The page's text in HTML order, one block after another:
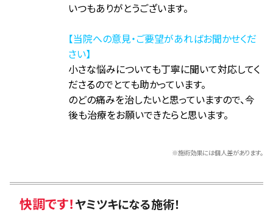
いつもありがとうございます。
【当院への意見・ご要望があればお聞かせくだ
さい】
小さな悩みについても丁寧に聞いて対応してく
ださるのでとても助かっています。
のどの痛みを治したいと思っていますので、今
後も治療をお願いできたらと思います。
※施術効果には個人差があります。
快調です！ ヤミツキになる施術！